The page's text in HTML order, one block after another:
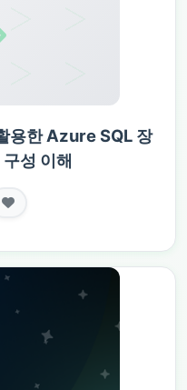
한 Azure SQL 장
성 이해